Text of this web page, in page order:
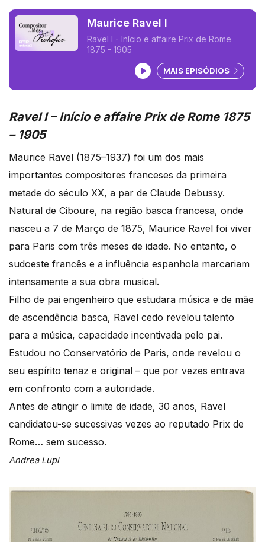
Maurice Ravel I
Ravel I - Início e affaire Prix de Rome
1875 - 1905
Ouvir podcast
MAIS EPISÓDIOS
Ravel I – Início e affaire Prix de Rome 1875
– 1905
Maurice Ravel (1875–1937) foi um dos mais
importantes compositores franceses da primeira
metade do século XX, a par de Claude Debussy.
Natural de Ciboure, na região basca francesa, onde
nasceu a 7 de Março de 1875, Maurice Ravel foi viver
para Paris com três meses de idade. No entanto, o
sudoeste francês e a influência espanhola marcariam
intensamente a sua obra musical.
Filho de pai engenheiro que estudara música e de mãe
de ascendência basca, Ravel cedo revelou talento
para a música, capacidade incentivada pelo pai.
Estudou no Conservatório de Paris, onde revelou o
seu espírito tenaz e original – que por vezes entrava
em confronto com a autoridade.
Antes de atingir o limite de idade, 30 anos, Ravel
candidatou-se sucessivas vezes ao reputado Prix de
Rome… sem sucesso.
Andrea Lupi